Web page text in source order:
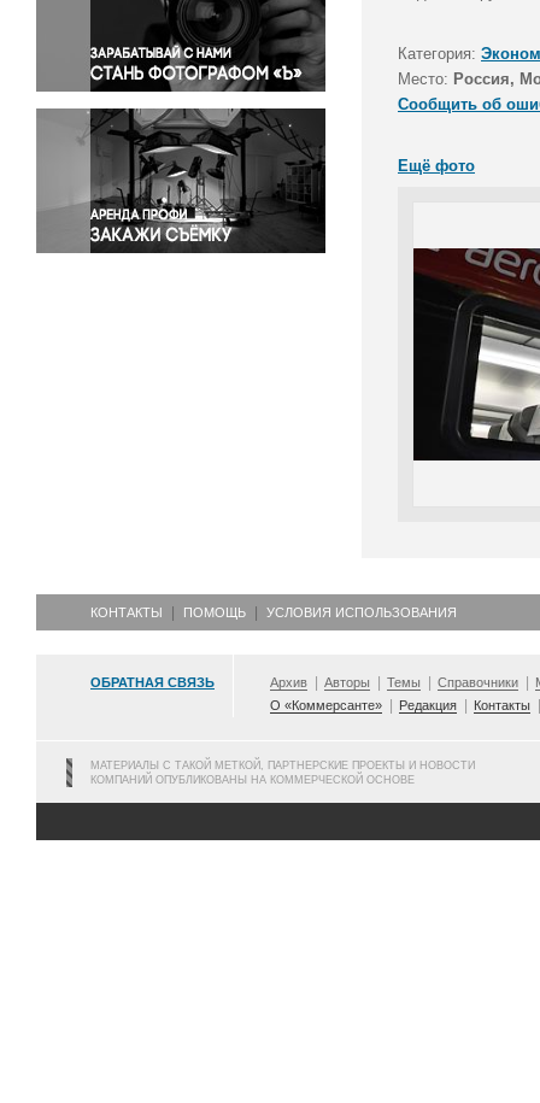
Правосудие
Происшествия и конфликты
Религия
Светская жизнь
Спорт
Экология
Экономика и бизнес
Категория:
Место: Россия,
Сообщить об
Ещё фото
КОНТАКТЫ ПОМОЩЬ УСЛОВИЯ ИСПОЛЬЗОВАНИЯ
ОБРАТНАЯ СВЯЗЬ Архив Авторы Темы Справочники
О «Коммерсанте»
Редакция Контакты
МАТЕРИАЛЫ С ТАКОЙ МЕТКОЙ, ПАРТНЕРСКИЕ ПРОЕКТЫ И НОВОСТИ
КОМПАНИЙ ОПУБЛИКОВАНЫ НА КОММЕРЧЕСКОЙ ОСНОВЕ